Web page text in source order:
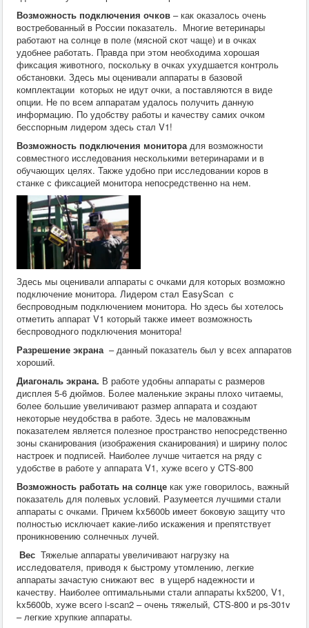
Возможность подключения очков – как оказалось очень
востребованный в России показатель. Многие ветеринары
работают на солнце в поле (мясной скот чаще) и в очках
удобнее работать. Правда при этом необходима хорошая
фиксация животного, поскольку в очках ухудшается контроль
обстановки. Здесь мы оценивали аппараты в базовой
комплектации которых не идут очки, а поставляются в виде
опции. Не по всем аппаратам удалось получить данную
информацию. По удобству работы и качеству самих очком
бесспорным лидером здесь стал V1!
Возможность подключения мониторадля возможности
совместного исследования несколькими ветеринарами и в
обучающих целях. Также удобно при исследовании коров в
станке с фиксацией монитора непосредственно на нем.
Здесь мы оценивали аппараты с очками для которых возможно
подключение монитора. Лидером стал EasyScan с
беспроводным подключением монитора. Но здесь бы хотелось
отметить аппарат V1 который также имеет возможность
беспроводного подключения монитора!
Разрешение экрана– данный показатель был у всех аппаратов
хороший.
Диагональ экрана. В работе удобны аппараты с размеров
дисплея 5-6 дюймов. Более маленькие экраны плохо читаемы,
более большие увеличивают размер аппарата и создают
некоторые неудобства в работе. Здесь не маловажным
показателем является полезное пространство непосредственно
зоны сканирования (изображения сканирования) и ширину полос
настроек и подписей. Наиболее лучше читается на ряду с
удобстве в работе у аппарата V1, хуже всего у CTS-800
Возможность работать на солнце как уже говорилось, важный
показатель для полевых условий. Разумеется лучшими стали
аппараты с очками. Причем kx5600b имеет боковую защиту что
полностью исключает какие-либо искажения и препятствует
проникновению солнечных лучей.
Вес Тяжелые аппараты увеличивают нагрузку на
исследователя, приводя к быстрому утомлению, легкие
аппараты зачастую снижают вес в ущерб надежности и
качеству. Наиболее оптимальными стали аппараты kx5200, V1,
kx5600b, хуже всего i-scan2 – очень тяжелый, CTS-800 и ps-301v
– легкие хрупкие аппараты.